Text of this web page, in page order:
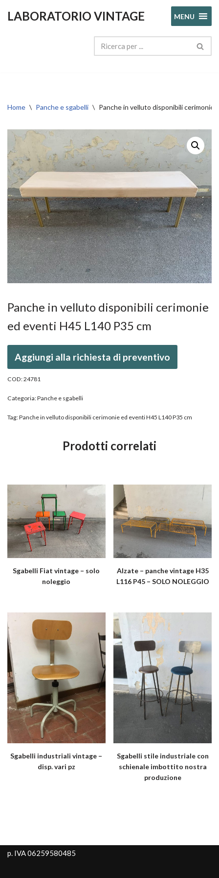
LABORATORIO VINTAGE MENU
Home \ Panche e sgabelli \ Panche in velluto disponibili cerimonie
Panche in velluto disponibili cerimonie
ed eventi H45 L140 P35 cm
Aggiungi alla richiesta di preventivo
COD:24781
Categoria:Panche e sgabelli
Tag:Panche in velluto disponibili cerimonie ed eventi H45 L140 P35 cm
Prodotti correlati
Sgabelli Fiat vintage – solo
noleggio
Alzate – panche vintage H35
L116 P45 – SOLO NOLEGGIO
Sgabelli industriali vintage –
disp. vari pz
Sgabelli stile industriale con
schienale imbottito nostra
produzione
p. IVA 06259580485